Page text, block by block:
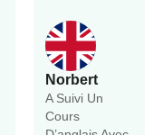
Norbert
A Suivi Un
Cours